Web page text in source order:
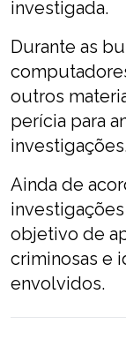
investigada.
Durante as
outros
perícia para
Ainda de
objetivo de
criminosas e
envolvidos.